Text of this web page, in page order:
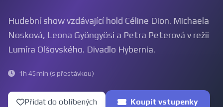
Hudební show vzdávající hold Céline Dion. Michaela
Nosková, Leona Gyöngyösi a Petra Peterová v režii
Lumíra Olšovského. Divadlo Hybernia.
1h 45min (s přestávkou)
Přidat do oblíbených Koupit vstupenky